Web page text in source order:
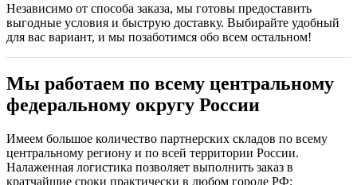
Независимо от способа заказа, мы готовы предоставить
выгодные условия и быструю доставку. Выбирайте удобный
для вас вариант, и мы позаботимся обо всем остальном!
Мы работаем по всему центральному
федеральному округу России
Имеем большое количество партнерских складов по всему
центральному региону и по всей территории России.
Налаженная логистика позволяет выполнить заказ в
кратчайшие сроки практически в любом городе РФ: